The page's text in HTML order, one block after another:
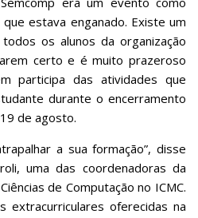
estava enganado. Existe um
os alunos da organização
certo e é muito prazeroso
participa das atividades que
durante o encerramento
de agosto.
a sua formação”, disse
uma das coordenadoras da
de Computação no ICMC.
extracurriculares oferecidas na